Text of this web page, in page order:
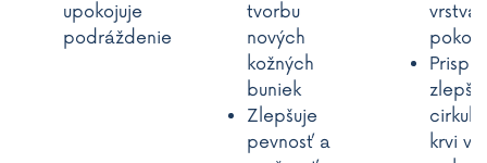
upokojuje
podráždenie
tvorbu
nových
kožných
buniek
Zlepšuje
pevnosť a
krvi v